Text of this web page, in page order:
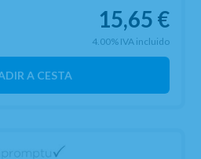
15,65 €
4.00% IVA incluido
A CESTA